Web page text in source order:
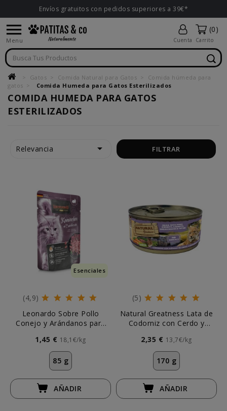
Envíos gratuitos con pedidos superiores a 39€*

Menu Cuenta
(0)
Carrito
Gatos Comida Natural para Gatos
Comida húmeda para
gatos
Comida Humeda para Gatos Esterilizados
COMIDA HUMEDA PARA GATOS
ESTERILIZADOS
Relevancia  FILTRAR
Esenciales
(4,9)
Leonardo Sobre Pollo
Conejo y Arándanos para
1,45 € 18,1€/kg
85 g
AÑADIR
(5)
Natural Greatness Lata de
Codorniz con Cerdo y
2,35 € 13,7€/kg
170 g
AÑADIR